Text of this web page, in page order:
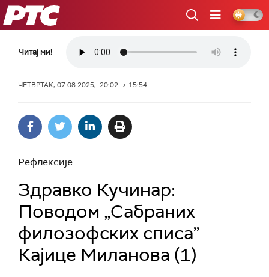
РТС
Читај ми!
ЧЕТВРТАК, 07.08.2025, 20:02 -> 15:54
Рефлексије
Здравко Кучинар:
Поводом „Сабраних
филозофских списа”
Кајице Миланова (1)